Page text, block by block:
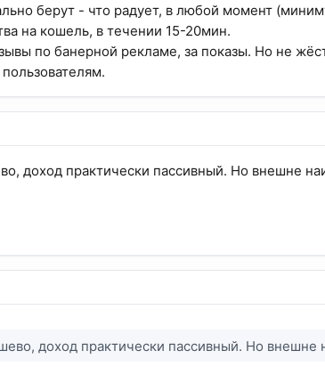
берут - что радует, в любой момент
на кошель, в течении 15-20мин.
по банерной рекламе, за показы. Но не
доход практически пассивный. Но внешне
доход практически пассивный. Но внешне